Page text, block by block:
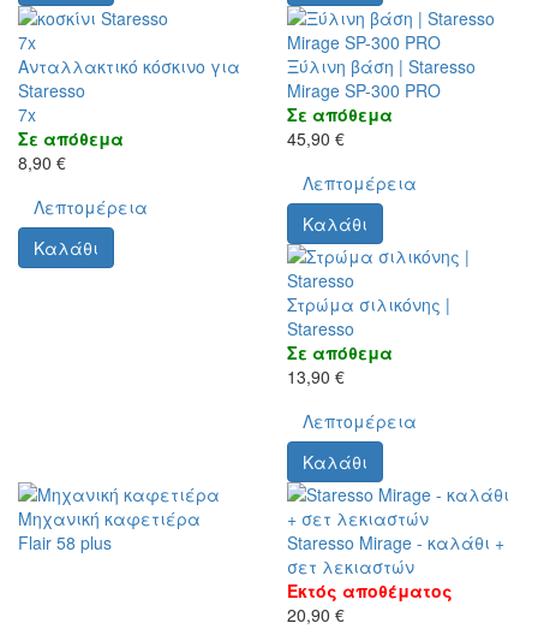
7x
Ανταλλακτικό κόσκινο για
Staresso
7x
Σε απόθεμα
8,90 €
Λεπτομέρεια
Καλάθι
Ξύλινη βάση | Staresso
Mirage SP-300 PRO
Σε απόθεμα
45,90 €
Λεπτομέρεια
Καλάθι
Στρώμα σιλικόνης |
Staresso
Σε απόθεμα
13,90 €
Λεπτομέρεια
Καλάθι
Μηχανική καφετιέρα
Flair 58 plus
Staresso Mirage - καλάθι +
σετ λεκιαστών
Εκτός αποθέματος
20,90 €